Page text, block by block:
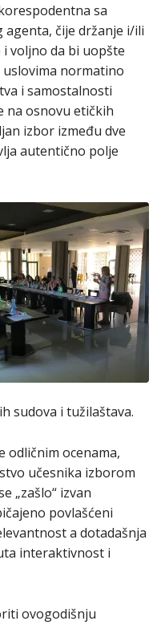
sa
čije držanje i/ili
voljno da bi uopšte
normatino
i samostalnosti
na osnovu etičkih
izbor između dve
autentično polje
sudova i tužilaštava.
odličnim ocenama,
učesnika izborom
„zašlo“ izvan
povlašćeni
a dotadašnja
interaktivnost i
ovogodišnju